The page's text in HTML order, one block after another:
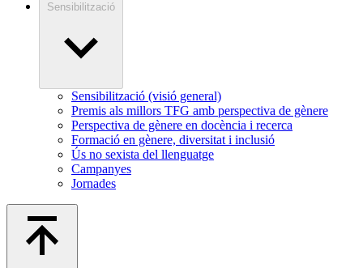
Sensibilització
Sensibilització (visió general)
Premis als millors TFG amb perspectiva de gènere
Perspectiva de gènere en docència i recerca
Formació en gènere, diversitat i inclusió
Ús no sexista del llenguatge
Campanyes
Jornades